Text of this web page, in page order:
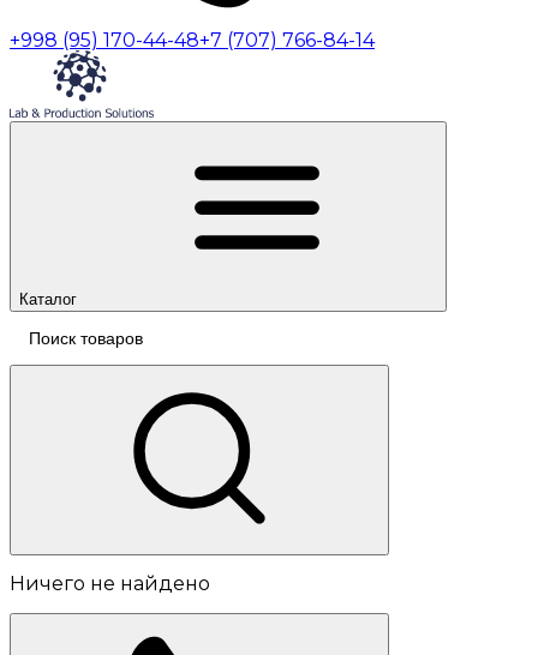
+998 (95) 170-44-48+7 (707) 766-84-14
Каталог
Ничего не найдено